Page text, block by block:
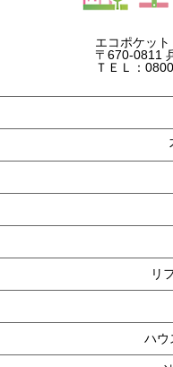
エコポケット
〒670-0811
ＴＥＬ：
リ
ハウ